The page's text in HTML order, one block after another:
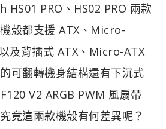
PRO、HS02 PRO 兩款
殼都支援 ATX、Micro-
及背插式 ATX、Micro-ATX
可翻轉機身結構還有下沉式
V2 ARGB PWM 風扇帶
竟這兩款機殼有何差異呢？